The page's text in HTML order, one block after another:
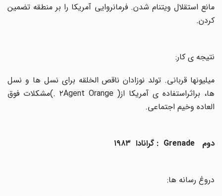
مانع استقلال ویتنام شدن. فرمانروایی آمریکا را بر منطقه تضمین
کردن.
نتیجه ی کار:
میلیونها قربانی. تولد نوزادان ناقص الخلقه برای نسل ها و نسل
ها، براثراستفاده ی آمریکا از Agent Orange )۲(. مشکلات فوق
العاده وخیم اجتماعی.
دوم: Grenade گرانادا ۱۹۸۳
دروغ رسانه ها :